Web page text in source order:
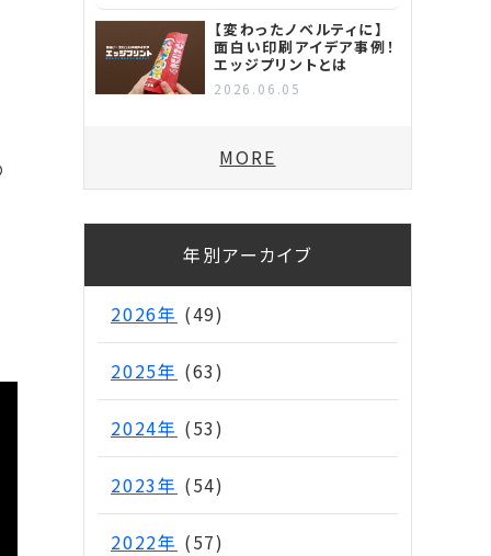
【変わったノベルティに】
面白い印刷アイデア事例！
エッジプリントとは
2026.06.05
MORE
年別アーカイブ
2026年 (49)
2025年 (63)
2024年 (53)
2023年 (54)
2022年 (57)